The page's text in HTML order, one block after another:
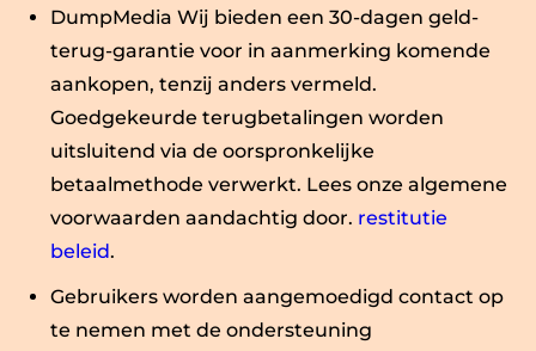
DumpMedia Wij bieden een 30-dagen geld-
terug-garantie voor in aanmerking komende
aankopen, tenzij anders vermeld.
Goedgekeurde terugbetalingen worden
uitsluitend via de oorspronkelijke
betaalmethode verwerkt. Lees onze algemene
voorwaarden aandachtig door. restitutie
beleid.
Gebruikers worden aangemoedigd contact op
te nemen met de ondersteuning